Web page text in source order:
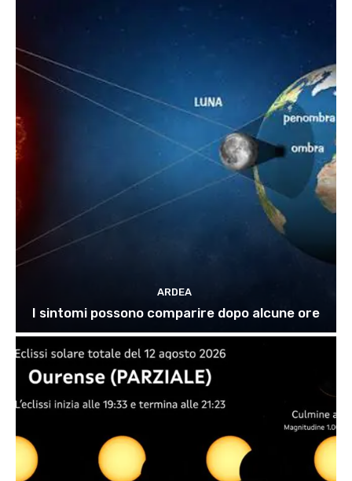
ARDEA
I sintomi possono comparire dopo alcune ore